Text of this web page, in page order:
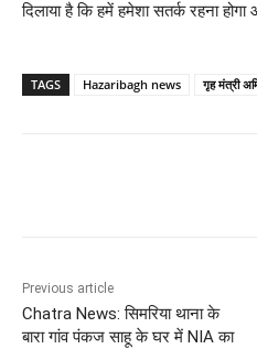
दिलाया है कि हमें हमेशा सतर्क रहना होगा
TAGS Hazaribagh news गृह मंत्री
Previous article
Chatra News: सिमरिया थाना के
बारा गांव पंकज साहू के घर में NIA का